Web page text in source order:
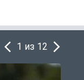
1 из 12